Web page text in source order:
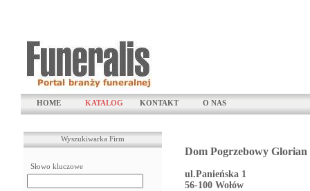
HOME KATALOG KONTAKT O NAS
Wyszukiwarka Firm
Słowo kluczowe
Dom Pogrzebowy Glorian
ul.Panieńska 1
56-100 Wołów